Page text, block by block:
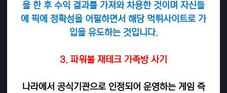
을 한 후 수익 결과를 가져와 차용한 것이며 자신들
에 픽에 정확성을 어필하면서 해당 먹튀사이트로 가
입을 유도하는 것입니다.
3. 파워볼 재테크 가족방 사기
나라에서 공식기관으로 인정되어 운영하는 게임 즉